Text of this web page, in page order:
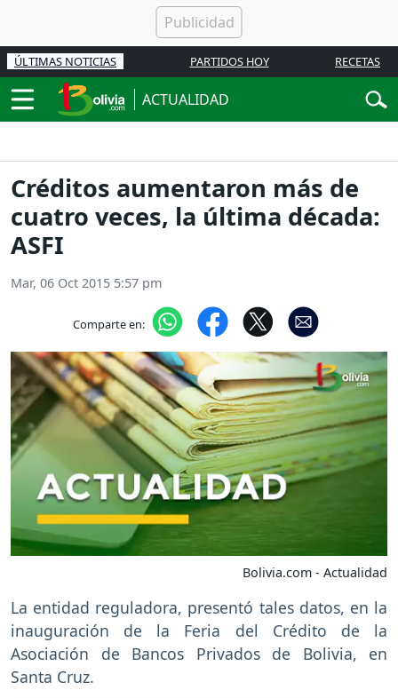
ÚLTIMAS NOTICIAS PARTIDOS HOY RECETAS
ACTUALIDAD
Créditos aumentaron más de
cuatro veces, la última década:
ASFI
Mar, 06 Oct 2015 5:57 pm
Comparte en:
Bolivia.com - Actualidad
La entidad reguladora, presentó tales datos, en la
inauguración de la Feria del Crédito de la
Asociación de Bancos Privados de Bolivia, en
Santa Cruz.